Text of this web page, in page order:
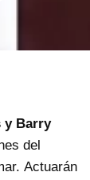
y Barry
del
Actuarán